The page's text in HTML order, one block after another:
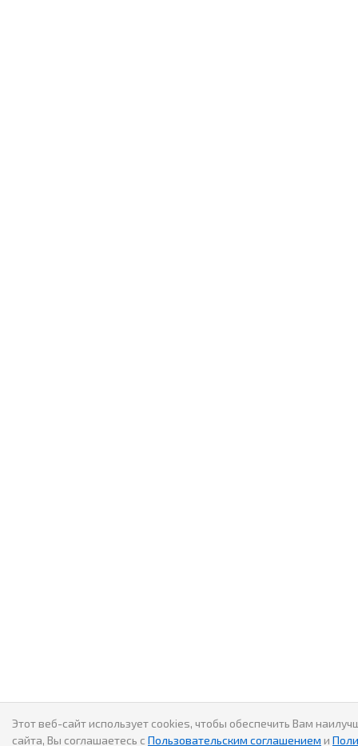
Этот веб-сайт использует cookies, чтобы обеспечить Вам
сайта, Вы соглашаетесь с Пользовательским соглашением и